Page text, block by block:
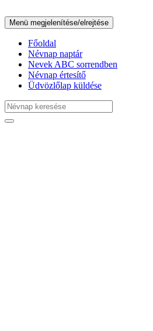
Menü megjelenítése/elrejtése
Főoldal
Névnap naptár
Nevek ABC sorrendben
Névnap értesítő
Üdvözlőlap küldése